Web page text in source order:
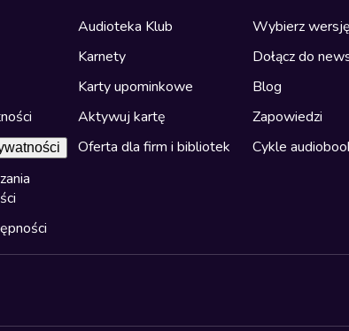
Audioteka Klub
Karnety
Karty upominkowe
Aktywuj kartę
Oferta dla firm i bibliotek
Wybierz
Dołącz do
Blog
Zapowiedzi
Cykle